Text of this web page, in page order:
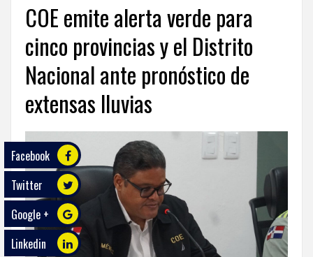
ECONOMÍA
DEPORTES
ENTRETENIMIENTO
SALUD
TECNOLOGÍA
ECO
PLAY
TRABAJOS
DE
COE emite alerta verde para
cinco provincias y el Distrito
Nacional ante pronóstico de
extensas lluvias
Facebook
Twitter
Google +
Linkedin